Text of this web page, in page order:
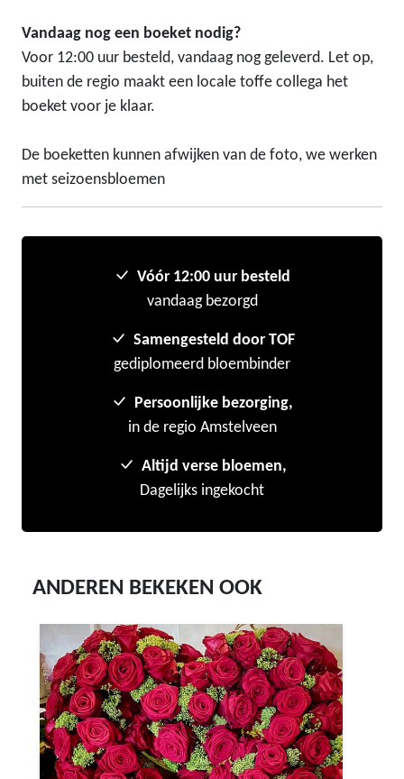
Vandaag nog een boeket nodig?
Voor 12:00 uur besteld, vandaag nog geleverd. Let op,
buiten de regio maakt een locale toffe collega het
boeket voor je klaar.
De boeketten kunnen afwijken van de foto, we werken
met seizoensbloemen
Vóór 12:00 uur besteld
vandaag bezorgd
Samengesteld door TOF
gediplomeerd bloembinder
Persoonlijke bezorging,
in de regio Amstelveen
Altijd verse bloemen,
Dagelijks ingekocht
ANDEREN BEKEKEN OOK